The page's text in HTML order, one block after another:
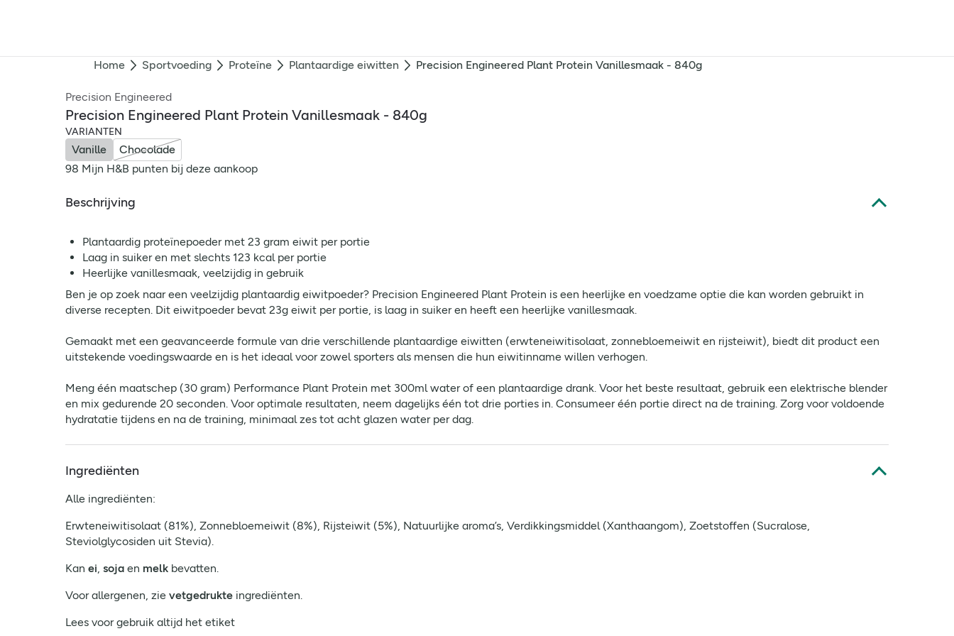
Home Sportvoeding Proteïne Plantaardige eiwitten Precision Engineered Plant Protein Vanillesmaak - 840g
Precision Engineered
Precision Engineered Plant Protein Vanillesmaak - 840g
VARIANTEN
Vanille
Chocolade
98 Mijn H&B punten bij deze aankoop
Beschrijving
Plantaardig proteïnepoeder met 23 gram eiwit per portie
Laag in suiker en met slechts 123 kcal per portie
Heerlijke vanillesmaak, veelzijdig in gebruik
Ben je op zoek naar een veelzijdig plantaardig eiwitpoeder? Precision Engineered Plant Protein is een heerlijke en voedzame optie die kan worden gebruikt in
diverse recepten. Dit eiwitpoeder bevat 23g eiwit per portie, is laag in suiker en heeft een heerlijke vanillesmaak.
Gemaakt met een geavanceerde formule van drie verschillende plantaardige eiwitten (erwteneiwitisolaat, zonnebloemeiwit en rijsteiwit), biedt dit product een
uitstekende voedingswaarde en is het ideaal voor zowel sporters als mensen die hun eiwitinname willen verhogen.
Meng één maatschep (30 gram) Performance Plant Protein met 300ml water of een plantaardige drank. Voor het beste resultaat, gebruik een elektrische blender
en mix gedurende 20 seconden. Voor optimale resultaten, neem dagelijks één tot drie porties in. Consumeer één portie direct na de training. Zorg voor voldoende
hydratatie tijdens en na de training, minimaal zes tot acht glazen water per dag.
Ingrediënten
Alle ingrediënten:
Erwteneiwitisolaat (81%), Zonnebloemeiwit (8%), Rijsteiwit (5%), Natuurlijke aroma’s, Verdikkingsmiddel (Xanthaangom), Zoetstoffen (Sucralose,
Steviolglycosiden uit Stevia).
Kan ei, soja en melk bevatten.
Voor allergenen, zie vetgedrukte ingrediënten.
Lees voor gebruik altijd het etiket